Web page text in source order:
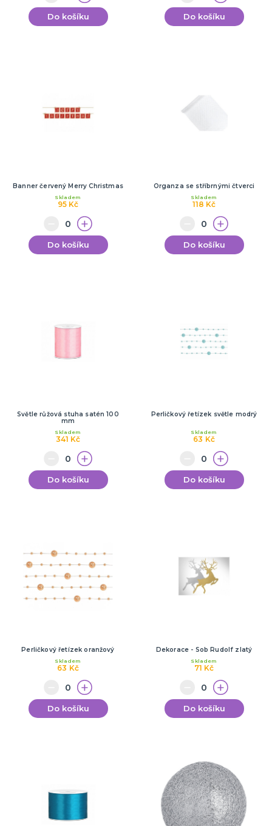
Do košíku Do košíku
Banner červený Merry Christmas
95 Kč
Skladem
Do košíku
Organza se stříbrnými čtverci
118 Kč
Skladem
Do košíku
Světle růžová stuha satén 100
mm
341 Kč
Skladem
Do košíku
Perličkový řetízek světle modrý
63 Kč
Skladem
Do košíku
Perličkový řetízek oranžový
63 Kč
Skladem
Do košíku
Dekorace - Sob Rudolf zlatý
71 Kč
Skladem
Do košíku